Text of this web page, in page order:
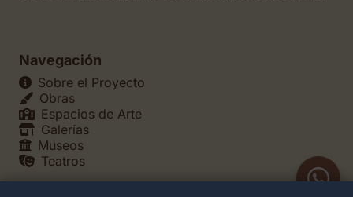
Navegación
Sobre el Proyecto
Obras
Espacios de Arte
Galerías
Museos
Teatros